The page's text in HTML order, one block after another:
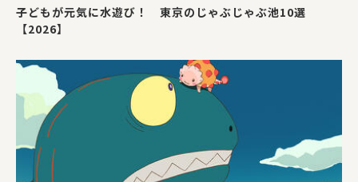
子どもが元気に水遊び！ 東京のじゃぶじゃぶ池10選
【2026】